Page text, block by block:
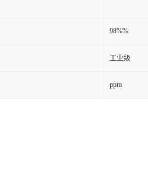
98%%
工业级
ppm